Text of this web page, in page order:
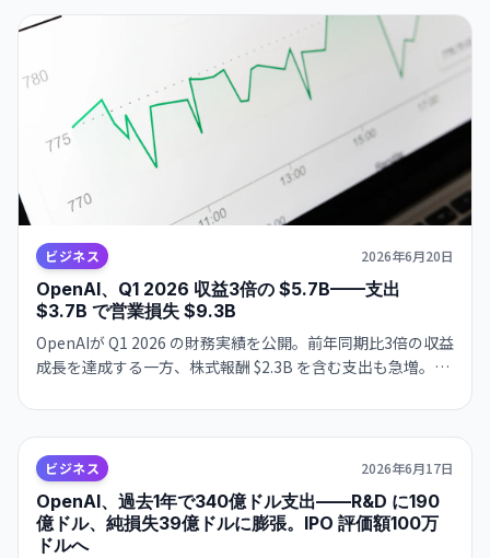
ビジネス 2026年6月20日
OpenAI、Q1 2026 収益3倍の $5.7B——支出
$3.7B で営業損失 $9.3B
OpenAIが Q1 2026 の財務実績を公開。前年同期比3倍の収益
成長を達成する一方、株式報酬 $2.3B を含む支出も急増。現
ビジネス 2026年6月17日
OpenAI、過去1年で340億ドル支出——R&D に190
億ドル、純損失39億ドルに膨張。IPO 評価額100万
ドルへ